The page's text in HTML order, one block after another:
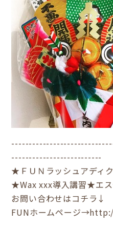
--------------------------
★ＦＵＮラッシュアディ
★Wax xxx導入講習★エス
お問い合わせはコチラ↓
FUNホームページ→